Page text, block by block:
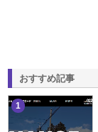
おすすめ記事
1